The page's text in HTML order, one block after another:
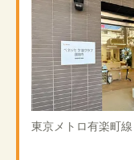
東京メトロ有楽町